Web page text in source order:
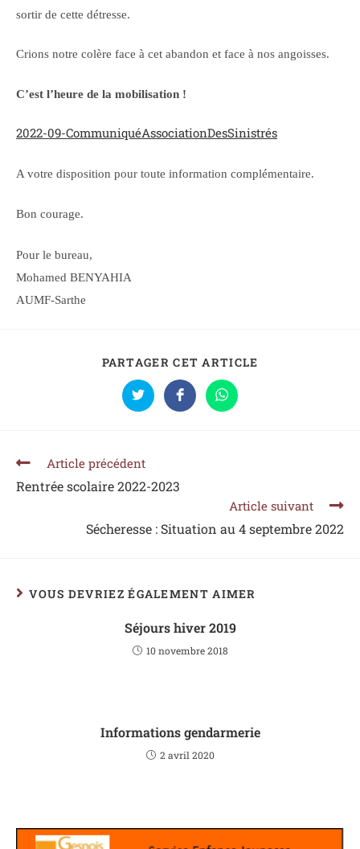
sortir de cette détresse.
Crions notre colère face à cet abandon et face à nos angoisses.
C’est l’heure de la mobilisation !
2022-09-CommuniquéAssociationDesSinistrés
A votre disposition pour toute information complémentaire.
Bon courage.
Pour le bureau,
Mohamed BENYAHIA
AUMF-Sarthe
PARTAGER CET ARTICLE
Article précédent
Rentrée scolaire 2022-2023
Article suivant
Sécheresse : Situation au 4 septembre 2022
VOUS DEVRIEZ ÉGALEMENT AIMER
Séjours hiver 2019
10 novembre 2018
Informations gendarmerie
2 avril 2020